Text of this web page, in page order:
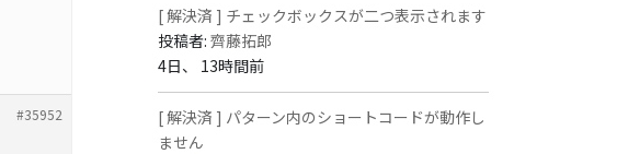
#35952
[ 解決済 ] チェックボックスが二つ表示されます
投稿者:齊藤拓郎
4日、 13時間前
[ 解決済 ] パターン内のショートコードが動作し
ません